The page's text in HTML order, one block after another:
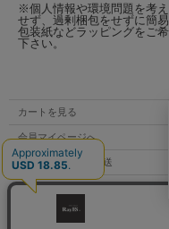
※個人情報や環境問題を考
せず、過剰梱包をせずに簡
包装紙などラッピングをご
下さい。
カートを見る
会員マイページへ
支払方法 / 送料 / 発送
特定商取引法表示
個人情報の取扱い